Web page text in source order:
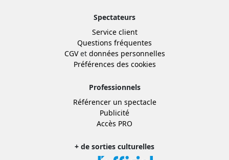
Spectateurs
Service client
Questions fréquentes
CGVet données personnelles
Préférences des cookies
Professionnels
Référencer un spectacle
Publicité
Accès PRO
+ de sorties culturelles